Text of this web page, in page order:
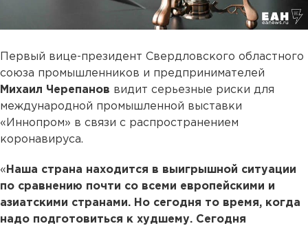
Первый вице-президент Свердловского областного
союза промышленников и предпринимателей
Михаил Черепанов видит серьезные риски для
международной промышленной выставки
«Иннопром» в связи с распространением
коронавируса.
« Наша страна находится в выигрышной ситуации
по сравнению почти со всеми европейскими и
азиатскими странами. Но сегодня то время, когда
надо подготовиться к худшему. Сегодня